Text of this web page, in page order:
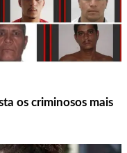
os criminosos mais